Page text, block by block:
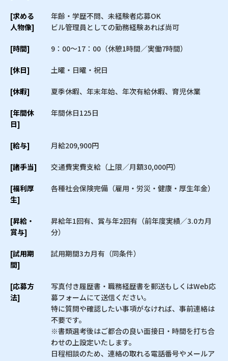
[求める
人物像]
年齢・学歴不問、未経験者応募OK
ビル管理員としての勤務経験あれば尚可
[時間] 9：00〜17：00（休憩1時間／実働7時間）
[休日] 土曜・日曜・祝日
[休暇] 夏季休暇、年末年始、年次有給休暇、育児休業
[年間休
日]
年間休日125日
[給与] 月給209,900円
[諸手当] 交通費実費支給（上限／月額30,000円）
[福利厚
生]
各種社会保険完備（雇用・労災・健康・厚生年金）
[昇給・
賞与]
昇給年1回有、賞与年2回有（前年度実績／3.0カ月
分）
[試用期
間]
試用期間3カ月有（同条件）
[応募方
法]
写真付き履歴書・職務経歴書を郵送もしくはWeb応
募フォームにて送信ください。
特に質問や確認したい事項がなければ、事前連絡は
不要です。
※書類選考後はご都合の良い面接日・時間を打ち合
わせの上設定いたします。
日程相談のため、連絡の取れる電話番号やメールア